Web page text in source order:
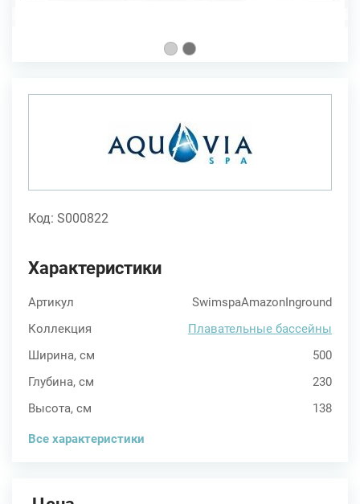
Код: S000822
Характеристики
Артикул
SwimspaAmazonInground
Коллекция
Плавательные бассейны
Ширина, см
500
Глубина, см
230
Высота, см
138
Все характеристики